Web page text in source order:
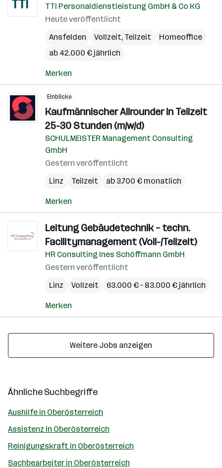
TTI Personaldienstleistung GmbH & Co KG
Heute veröffentlicht
Ansfelden
Vollzeit, Teilzeit
Homeoffice
ab 42.000 € jährlich
Merken
Einblicke
Kaufmännischer Allrounder in Teilzeit
25-30 Stunden (m/w/d)
SCHULMEISTER Management Consulting
GmbH
Gestern veröffentlicht
Linz
Teilzeit ab 3.700 € monatlich
Merken
Leitung Gebäudetechnik – techn.
Facilitymanagement (Voll-/Teilzeit)
HR Consulting Ines Schöffmann GmbH
Gestern veröffentlicht
Linz
Vollzeit 63.000 € – 83.000 € jährlich
Merken
Weitere Jobs anzeigen
Ähnliche Suchbegriffe
Aushilfe in Oberösterreich
Assistenz in Oberösterreich
Reinigungskraft in Oberösterreich
Sachbearbeiter in Oberösterreich